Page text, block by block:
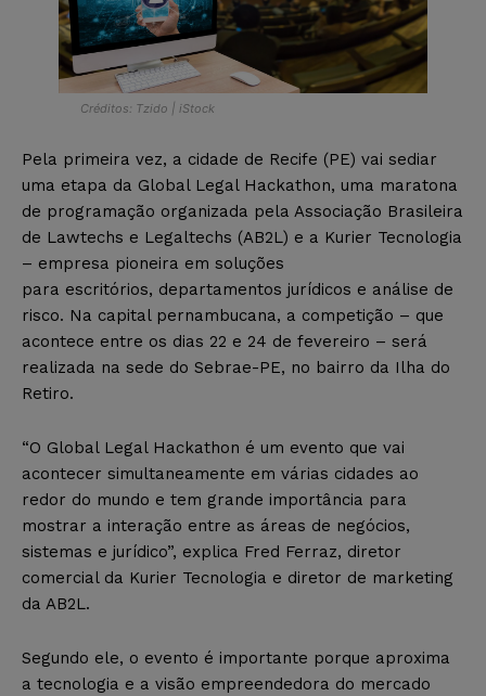
Créditos: Tzido | iStock
Pela primeira vez, a cidade de Recife (PE) vai sediar
uma etapa da Global Legal Hackathon, uma maratona
de programação organizada pela Associação Brasileira
de Lawtechs e Legaltechs (AB2L) e a Kurier Tecnologia
– empresa pioneira em soluções
para escritórios, departamentos jurídicos e análise de
risco. Na capital pernambucana, a competição – que
acontece entre os dias 22 e 24 de fevereiro – será
realizada na sede do Sebrae-PE, no bairro da Ilha do
Retiro.
“O Global Legal Hackathon é um evento que vai
acontecer simultaneamente em várias cidades ao
redor do mundo e tem grande importância para
mostrar a interação entre as áreas de negócios,
sistemas e jurídico”, explica Fred Ferraz, diretor
comercial da Kurier Tecnologia e diretor de marketing
da AB2L.
Segundo ele, o evento é importante porque aproxima
a tecnologia e a visão empreendedora do mercado